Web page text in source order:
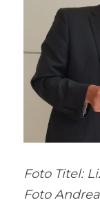
Foto Titel:
Foto